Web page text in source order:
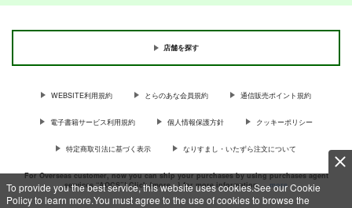
To provide you the best service, this website uses cookies.See our Cookie
Policy to learn more.You must agree to the use of cookies to browse the
サンプル
カート
ハルナス・アイザラ
サンプル
カート
サンプル
カート
330円 330円
サンプル
店舗を探す
WEBSITE利用規約 とらのあな会員規約 通信販売ポイント規約
電子書籍サービス利用規約 個人情報保護方針 クッキーポリシー
特定商取引法に基づく表示 なりすまし・いたずら注文について
For Overseas customer, now you can ship your purchases by using purchases agent
services “AOCS”! Click {more…} for more information …more